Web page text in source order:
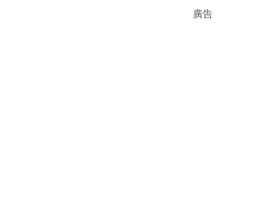
廣告